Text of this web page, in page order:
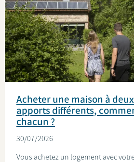
Acheter une maison à
apports différents,
chacun ?
30/07/2026
Vous achetez un logement avec